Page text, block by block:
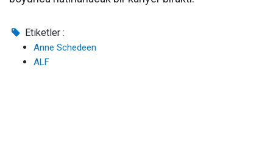
Etiketler :
Anne Schedeen
ALF